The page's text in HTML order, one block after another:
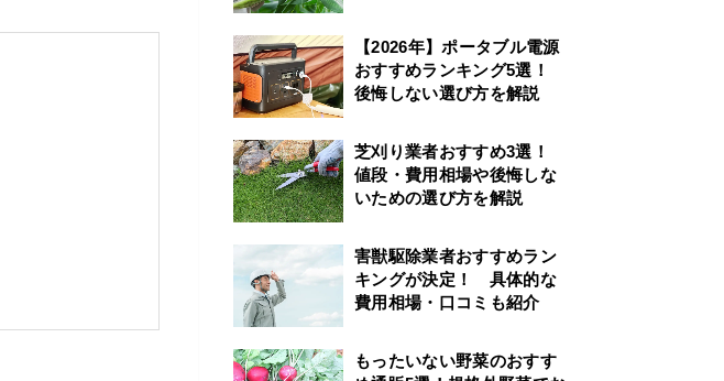
【2026年】ポータブル電源
おすすめランキング5選！
後悔しない選び方を解説
芝刈り業者おすすめ3選！
値段・費用相場や後悔しな
いための選び方を解説
害獣駆除業者おすすめラン
キングが決定！ 具体的な
費用相場・口コミも紹介
もったいない野菜のおすす